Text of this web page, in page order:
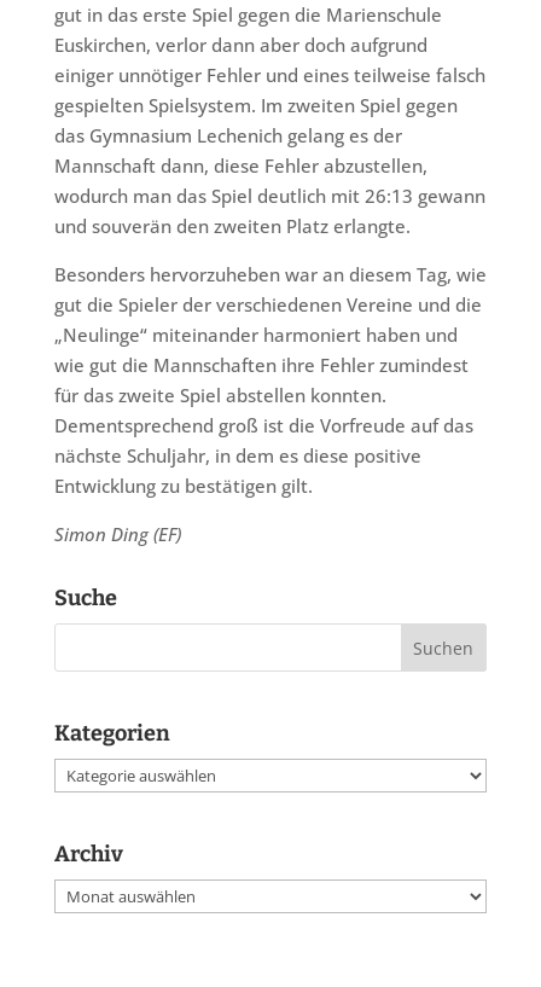
gut in das erste Spiel gegen die Marienschule
Euskirchen, verlor dann aber doch aufgrund
einiger unnötiger Fehler und eines teilweise falsch
gespielten Spielsystem. Im zweiten Spiel gegen
das Gymnasium Lechenich gelang es der
Mannschaft dann, diese Fehler abzustellen,
wodurch man das Spiel deutlich mit 26:13 gewann
und souverän den zweiten Platz erlangte.
Besonders hervorzuheben war an diesem Tag, wie
gut die Spieler der verschiedenen Vereine und die
„Neulinge“ miteinander harmoniert haben und
wie gut die Mannschaften ihre Fehler zumindest
für das zweite Spiel abstellen konnten.
Dementsprechend groß ist die Vorfreude auf das
nächste Schuljahr, in dem es diese positive
Entwicklung zu bestätigen gilt.
Simon Ding (EF)
Suche
Kategorien
Kategorien
Archiv
Archiv